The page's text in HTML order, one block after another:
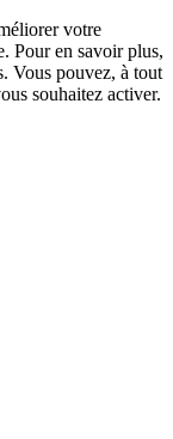
votre
Pour en savoir plus,
Vous pouvez, à tout
souhaitez activer.